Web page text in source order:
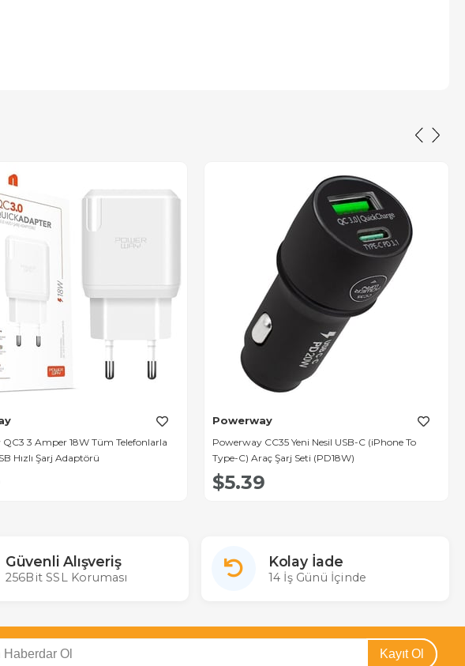
3 Amper 18W Tüm Telefonlarla
Hızlı Şarj Adaptörü
Powerway
Powerway CC35 Yeni Nesil USB-C (iPhone To
Type-C) Araç Şarj Seti (PD18W)
$5.39
Güvenli Alışveriş
256Bit SSL Koruması
Kolay İade
14 İş Günü İçinde
Kayıt Ol